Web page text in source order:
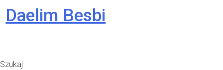
Daelim Besbi
Szukaj